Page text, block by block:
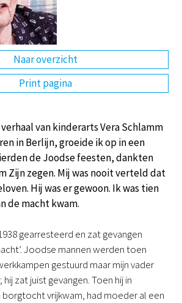
Naar overzicht
Print pagina
van kinderarts Vera Schlamm
in Berlijn, groeide ik op in een
de Joodse feesten, dankten
Zijn zegen. Mij was nooit verteld dat
Hij was er gewoon. Ik was tien
de macht kwam.
gearresteerd en zat gevangen
Joodse mannen werden toen
gestuurd maar mijn vader
zat juist gevangen. Toen hij in
vrijkwam, had moeder al een
DE EN